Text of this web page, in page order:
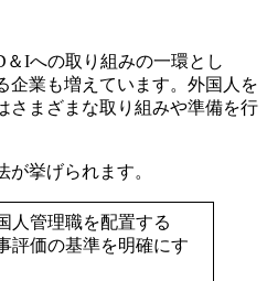
Iへの取り組みの一環とし
企業も増えています。外国人を
さまざまな取り組みや準備を行
挙げられます。
人管理職を配置する
評価の基準を明確にす